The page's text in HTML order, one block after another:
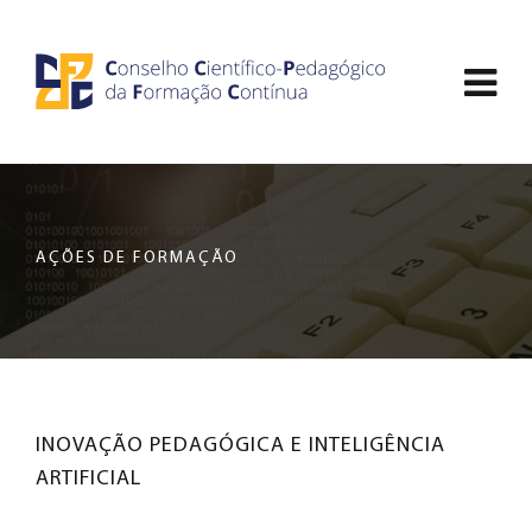
conteúdo
da
-
CONSELHO
CIENTÍFICO-
PEDAGÓGICO
DA
CONTÍNUA
de
AÇÕES DE FORMAÇÃO
INOVAÇÃO PEDAGÓGICA E INTELIGÊNCIA
ARTIFICIAL